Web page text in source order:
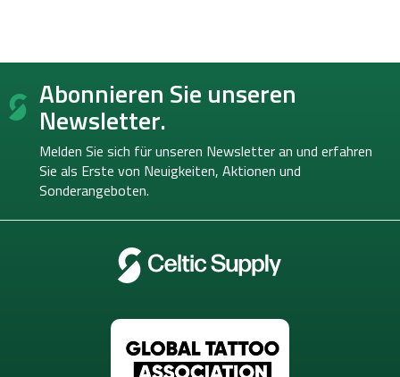
F
ß Abonnieren Sie unseren
Newsletter.
Melden Sie sich für unseren Newsletter an und erfahren
Sie als Erste von Neuigkeiten, Aktionen und
Sonderangeboten.